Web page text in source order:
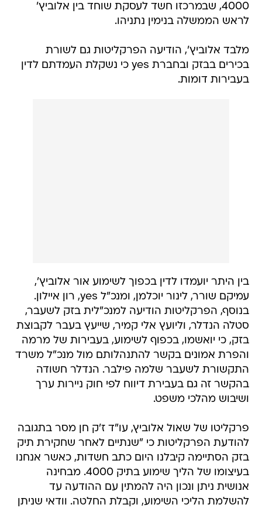
4000, שבמרכזו חשד לעסקת שוחד בין אלוביץ'
לראש הממשלה בנימין נתניהו.
מלבד אלוביץ', הודיעה הפרקליטות גם לשורת
בכירים בבזק ובחברת yes כי נשקלת העמדתם לדין
בעבירות דומות.
בין היתר יועמדו לדין בכפוך לשימוע אור אלוביץ',
עמיקם שורר, לינור יוכלמן, ומנכ"ל yes, רון איילון.
בנוסף, הפרקליטות הודיעה למנכ"לית בזק לשעבר,
סטלה הנדלר, וליועץ אלי קמיר, שייעץ בעבר לקבוצת
בזק, כי יואשמו, בכפוף לשימוע, בעבירות של מרמה
והפרת אמונים בקשר להתנהלותם מול מנכ"ל משרד
התקשורת לשעבר שלמה פילבר. הנדלר חשודה
בהקשר זה גם בעבירת דיווח לפי חוק ניירות ערך
ושיבוש מהלכי משפט.
פרקליטו של שאול אלוביץ, עו"ד ז'ק חן מסר בתגובה
להודעת הפרקליטות כי "שנתיים לאחר שחקירת תיק
בזק הסתיימה קיבלנו היום כתב חשדות, כאשר אנחנו
בעיצומו של הליך שימוע בתיק 4000. מבחינה
אנושית ניתן ונכון היה להמתין עם ההודעה עד
להשלמת הליכי השימוע, וקבלת החלטה. וודאי שניתן